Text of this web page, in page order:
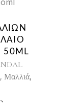
50ML
, Μαλλιά,